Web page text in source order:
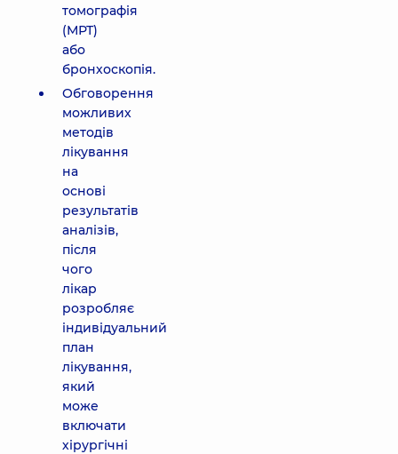
томографія
(МРТ)
або
бронхоскопія.
Обговорення
можливих
методів
лікування
на
основі
результатів
аналізів,
після
чого
лікар
розробляє
індивідуальний
план
лікування,
який
може
включати
хірургічні